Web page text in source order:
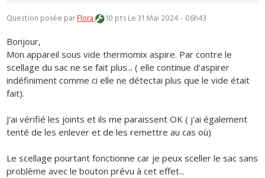
Question posée parFlora 10 ptsLe 31 Mai 2024 - 06h43
Bonjour,
Mon appareil sous vide thermomix aspire. Par contre le
scellage du sac ne se fait plus... ( elle continue d'aspirer
indéfiniment comme ci elle ne détectai plus que le vide était
fait).
J'ai vérifié les joints et ils me paraissent OK ( j'ai également
tenté de les enlever et de les remettre au cas où)
Le scellage pourtant fonctionne car je peux sceller le sac sans
problème avec le bouton prévu à cet effet...